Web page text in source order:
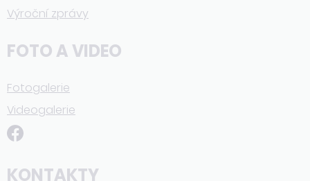
Výroční zprávy
FOTO A VIDEO
Fotogalerie
Videogalerie
KONTAKTY